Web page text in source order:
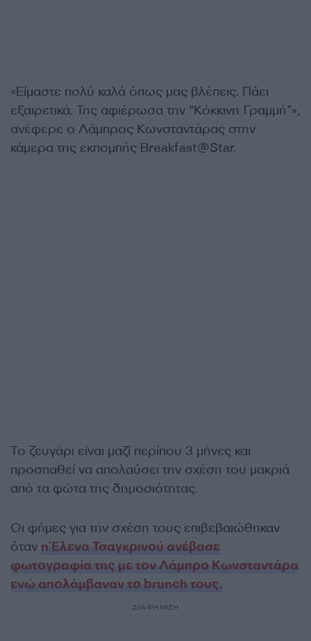
«Είμαστε πολύ καλά όπως μας βλέπεις. Πάει
εξαιρετικά. Της αφιέρωσα την “Κόκκινη Γραμμή”»,
ανέφερε ο Λάμπρος Κωνσταντάρας στην
κάμερα της εκπομπής Breakfast@Star.
Το ζευγάρι είναι μαζί περίπου 3 μήνες και
προσπαθεί να απολαύσει την σχέση του μακριά
από τα φώτα της δημοσιότητας.
Οι φήμες για την σχέση τους επιβεβαιώθηκαν
όταν η Έλενα Τσαγκρινού ανέβασε
φωτογραφία της με τον Λάμπρο Κωνσταντάρα
ενώ απολάμβαναν το brunch τους.
ΔΙΑΦΗΜΙΣΗ